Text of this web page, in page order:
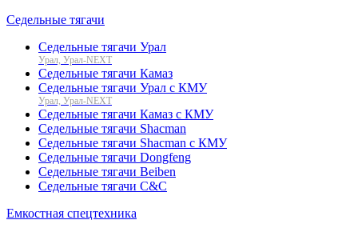
Седельные тягачи
Седельные тягачи Урал
Урал, Урал-NEXT
Седельные тягачи Камаз
Седельные тягачи Урал с КМУ
Урал, Урал-NEXT
Седельные тягачи Камаз с КМУ
Седельные тягачи Shacman
Седельные тягачи Shacman с КМУ
Седельные тягачи Dongfeng
Седельные тягачи Beiben
Седельные тягачи C&C
Емкостная спецтехника